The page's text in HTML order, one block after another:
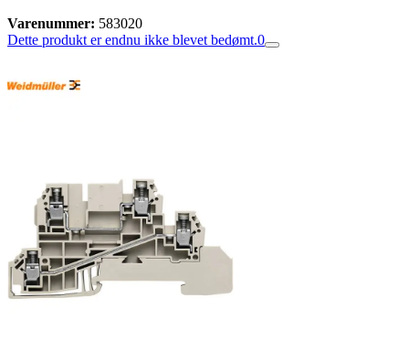
Varenummer: 583020
Dette produkt er endnu ikke blevet bedømt.0